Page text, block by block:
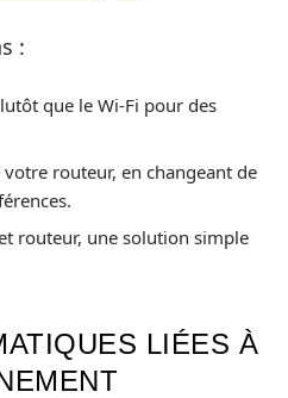
:
que le Wi-Fi pour des
routeur, en changeant de
routeur, une solution simple
LIÉES À